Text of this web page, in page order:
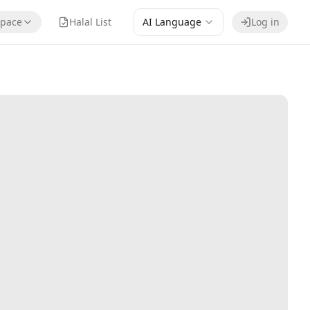
Halal List AI Language Log in